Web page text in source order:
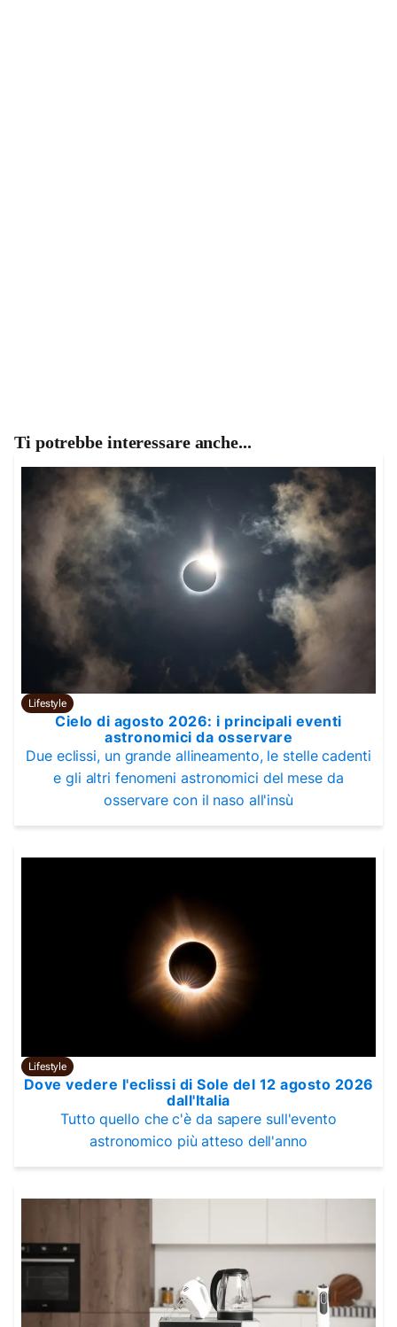
Ti potrebbe interessare anche...
Lifestyle
Cielo di agosto 2026: i principali eventi
astronomici da osservare
Due eclissi, un grande allineamento, le stelle cadenti
e gli altri fenomeni astronomici del mese da
osservare con il naso all'insù
Lifestyle
Dove vedere l'eclissi di Sole del 12 agosto 2026
dall'Italia
Tutto quello che c'è da sapere sull'evento
astronomico più atteso dell'anno